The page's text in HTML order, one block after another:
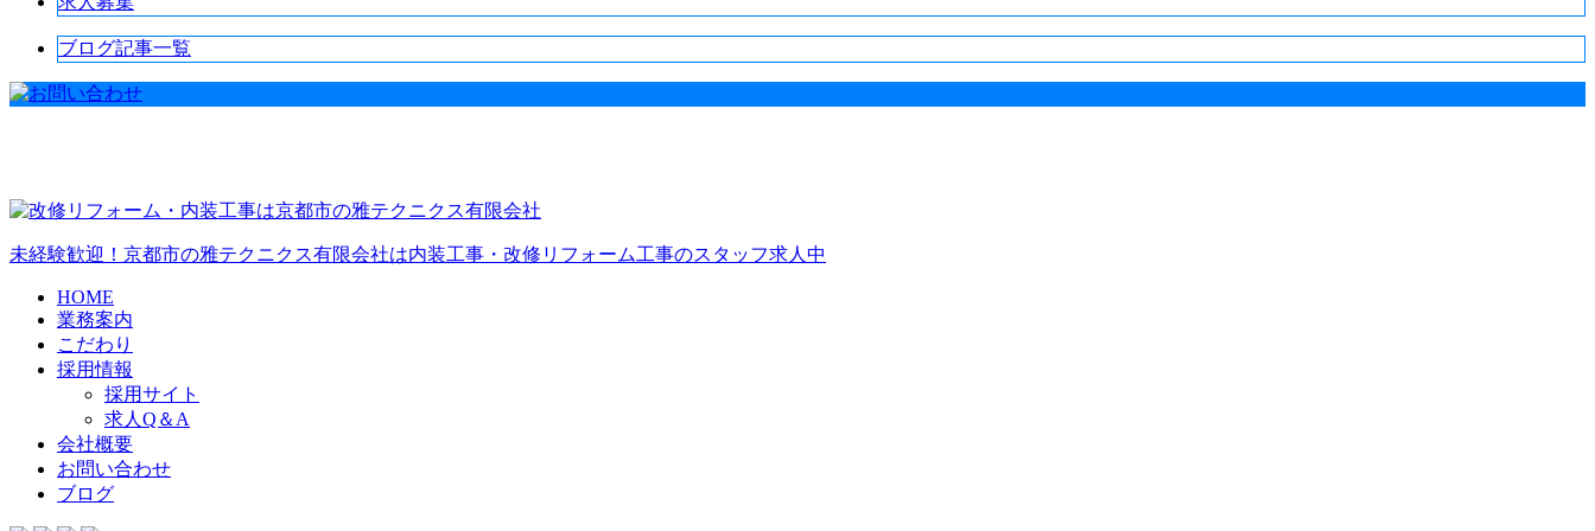
ブログ記事一覧
未経験歓迎！京都市の雅テクニクス有限会社は内装工事・改修リフォーム工事のスタッフ求人中
HOME
業務案内
こだわり
採用情報
採用サイト
求人Q＆A
会社概要
お問い合わせ
ブログ